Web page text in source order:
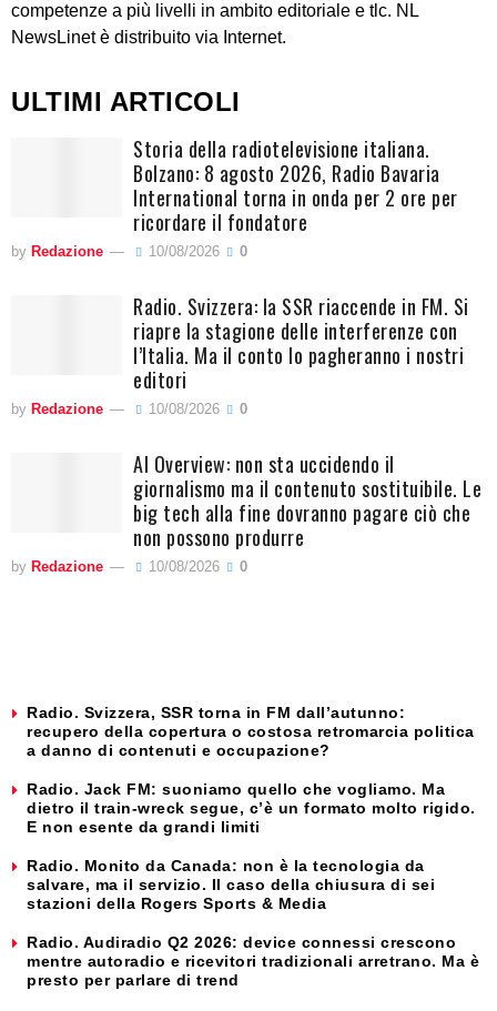
competenze a più livelli in ambito editoriale e tlc. NL
NewsLinet è distribuito via Internet.
ULTIMI ARTICOLI
Storia della radiotelevisione italiana.
Bolzano: 8 agosto 2026, Radio Bavaria
International torna in onda per 2 ore per
ricordare il fondatore
by Redazione 10/08/2026 0
Radio. Svizzera: la SSR riaccende in FM. Si
riapre la stagione delle interferenze con
l’Italia. Ma il conto lo pagheranno i nostri
editori
by Redazione 10/08/2026 0
AI Overview: non sta uccidendo il
giornalismo ma il contenuto sostituibile. Le
big tech alla fine dovranno pagare ciò che
non possono produrre
by Redazione 10/08/2026 0
Radio. Svizzera, SSR torna in FM dall’autunno:
recupero della copertura o costosa retromarcia politica
a danno di contenuti e occupazione?
Radio. Jack FM: suoniamo quello che vogliamo. Ma
dietro il train-wreck segue, c’è un formato molto rigido.
E non esente da grandi limiti
Radio. Monito da Canada: non è la tecnologia da
salvare, ma il servizio. Il caso della chiusura di sei
stazioni della Rogers Sports & Media
Radio. Audiradio Q2 2026: device connessi crescono
mentre autoradio e ricevitori tradizionali arretrano. Ma è
presto per parlare di trend